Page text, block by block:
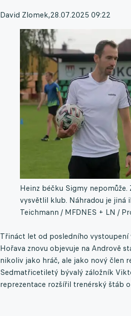
David Zlomek,28.07.2025 09:22
Heinz béčku Sigmy nepomůže.
vysvětlil klub. Náhradou je jiná
Teichmann / MFDNES + LN /
Třináct let od posledního vystoupení
Hořava znovu objevuje na Andrově
nikoliv jako hráč, ale jako nový člen
Sedmatřicetiletý bývalý záložník
reprezentace rozšířil trenérský štáb